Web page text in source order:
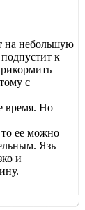
на небольшую
к
с
время. Но
ее можно
Язь —
и